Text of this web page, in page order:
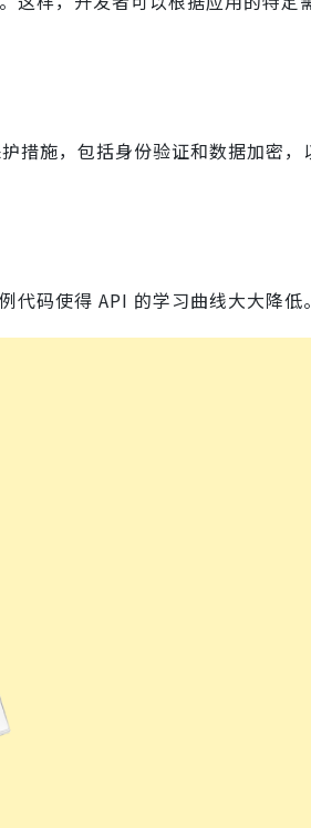
措施，包括身份验证和数据加密，
码使得 API 的学习曲线大大降低。